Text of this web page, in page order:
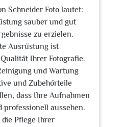
Schneider Foto lautet:
sauber und gut
zu erzielen.
Ausrüstung ist
Ihrer Fotografie.
und Wartung
und Zubehörteile
dass Ihre Aufnahmen
professionell aussehen.
Pflege Ihrer